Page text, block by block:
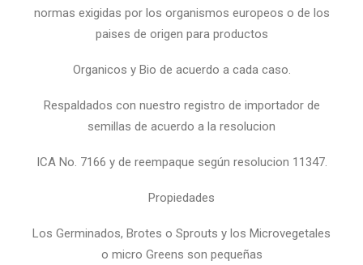
normas exigidas por los organismos europeos o de los
paises de origen para productos
Organicos y Bio de acuerdo a cada caso.
Respaldados con nuestro registro de importador de
semillas de acuerdo a la resolucion
ICA No. 7166 y de reempaque según resolucion 11347.
Propiedades
Los Germinados, Brotes o Sprouts y los Microvegetales
o micro Greens son pequeñas